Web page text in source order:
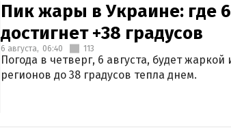
Пик жары в Украине: где
достигнет +38 градусов
6 августа, 06:40 113
Погода в четверг, 6 августа, будет
регионов до 38 градусов тепла днем.